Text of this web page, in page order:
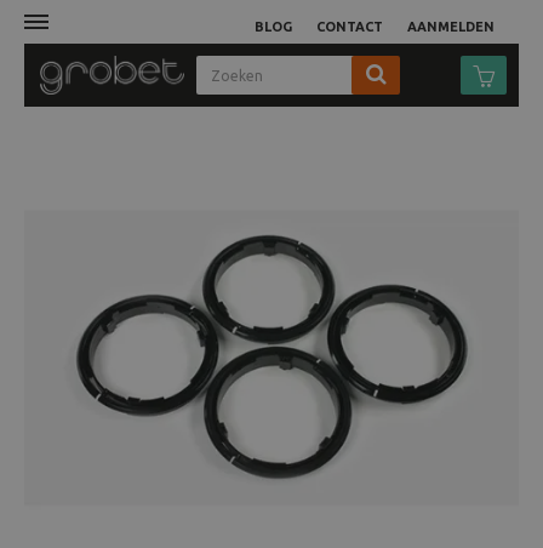
AANMELDEN
BLOG CONTACT
Video
Tassen